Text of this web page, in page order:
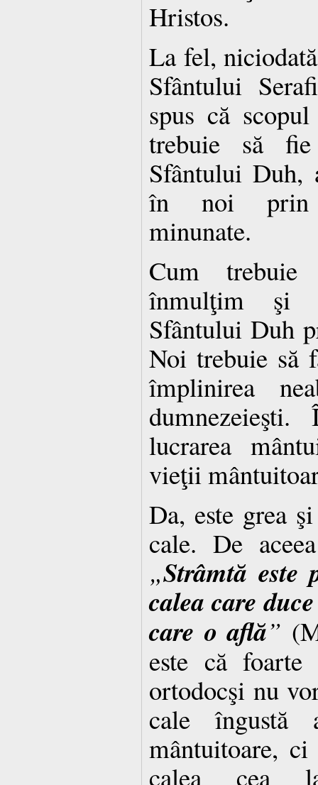
Hristos.
La fel,
Sfântului
spus că
trebuie să fie
Sfântului Duh,
în noi prin
minunate.
Cum trebuie
înmulţim şi
Sfântului Duh
Noi trebuie să
împlinirea
lucrarea
vieţii
Da, este grea
cale. De
„Strâmtă este
calea care
care o află”
este că
ortodocşi nu
cale îngustă
mântuitoare,
calea cea